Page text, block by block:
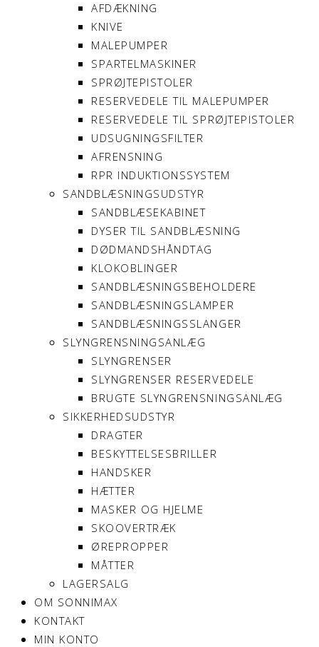
AFDÆKNING
KNIVE
MALEPUMPER
SPARTELMASKINER
SPRØJTEPISTOLER
RESERVEDELE TIL MALEPUMPER
RESERVEDELE TIL SPRØJTEPISTOLER
UDSUGNINGSFILTER
AFRENSNING
RPR INDUKTIONSSYSTEM
SANDBLÆSNINGSUDSTYR
SANDBLÆSEKABINET
DYSER TIL SANDBLÆSNING
DØDMANDSHÅNDTAG
KLOKOBLINGER
SANDBLÆSNINGSBEHOLDERE
SANDBLÆSNINGSLAMPER
SANDBLÆSNINGSSLANGER
SLYNGRENSNINGSANLÆG
SLYNGRENSER
SLYNGRENSER RESERVEDELE
BRUGTE SLYNGRENSNINGSANLÆG
SIKKERHEDSUDSTYR
DRAGTER
BESKYTTELSESBRILLER
HANDSKER
HÆTTER
MASKER OG HJELME
SKOOVERTRÆK
ØREPROPPER
MÅTTER
LAGERSALG
OM SONNIMAX
KONTAKT
MIN KONTO